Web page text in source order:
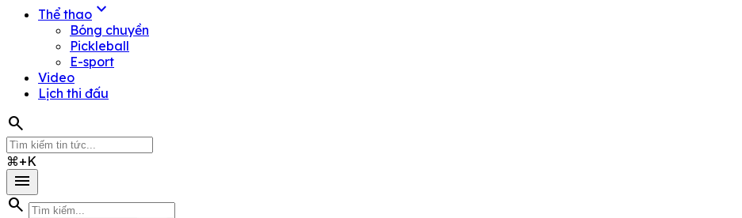
Thể thao expand_more
Bóng chuyền
Pickleball
E-sport
Video
Lịch thi đấu
search
⌘+K
menu
search